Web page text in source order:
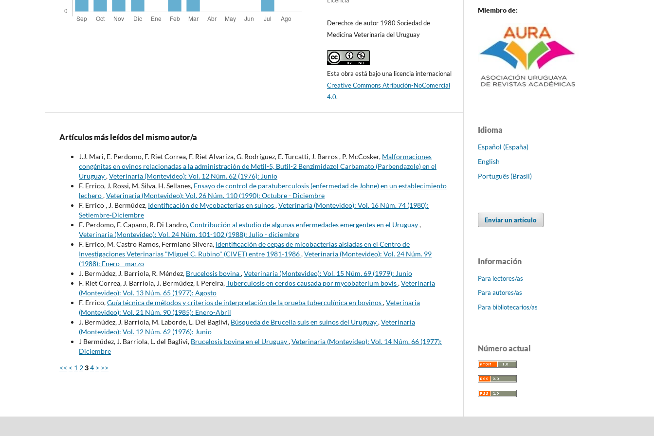
Derechos de autor 1980 Sociedad de
Medicina Veterinaria del Uruguay
Esta obra está bajo una licencia internacional
Creative Commons Atribución-NoComercial
4.0.
Artículos más leídos del mismo autor/a
J.J. Mari, E. Perdomo, F. Riet Correa, F. Riet Alvariza, G. Rodríguez, E. Turcatti, J. Barros , P. McCosker, Malformaciones
congénitas en ovinos relacionadas a la administración de Metil-5, Butil-2 Benzimidazol Carbamato (Parbendazole) en el
Uruguay,Veterinaria (Montevideo): Vol. 12 Núm. 62 (1976): Junio
F. Errico, J. Rossi, M. Silva, H. Sellanes, Ensayo de control de paratuberculosis (enfermedad de Johne) en un establecimiento
lechero,Veterinaria (Montevideo): Vol. 26 Núm. 110 (1990): Octubre - Diciembre
F. Errico , J. Bermúdez, Identificación de Mycobacterias en suinos,Veterinaria (Montevideo): Vol. 16 Núm. 74 (1980):
Setiembre-Diciembre
E. Perdomo, F. Capano, R. Di Landro,Contribución al estudio de algunas enfermedades emergentes en el Uruguay,
Veterinaria (Montevideo): Vol. 24 Núm. 101-102 (1988): Julio - diciembre
F. Errico, M. Castro Ramos, Fermiano Silvera, Identificación de cepas de micobacterias aisladas en el Centro de
Investigaciones Veterinarias "Miguel C. Rubino" (CIVET) entre 1981-1986,Veterinaria (Montevideo): Vol. 24 Núm. 99
(1988): Enero - marzo
J. Bermúdez, J. Barriola, R. Méndez, Brucelosis bovina,Veterinaria (Montevideo): Vol. 15 Núm. 69 (1979): Junio
F. Riet Correa, J. Barriola, J. Bermúdez, I. Pereira,Tuberculosis en cerdos causada por mycobaterium bovis,Veterinaria
(Montevideo): Vol. 13 Núm. 65 (1977): Agosto
F. Errico,Guía técnica de métodos y criterios de interpretación de la prueba tuberculínica en bovinos,Veterinaria
(Montevideo): Vol. 21 Núm. 90 (1985): Enero-Abril
J. Bermúdez, J. Barriola, M. Laborde, L. Del Baglivi, Búsqueda de Brucella suis en suinos del Uruguay,Veterinaria
(Montevideo): Vol. 12 Núm. 62 (1976): Junio
J Bermúdez, J. Barriola, L. del Baglivi, Brucelosis bovina en el Uruguay,Veterinaria (Montevideo): Vol. 14 Núm. 66 (1977):
Diciembre
<< < 1 234 > >>
Miembro de:
Idioma
Español (España)
English
Português (Brasil)
Enviar un artículo
Información
Para lectores/as
Para autores/as
Para bibliotecarios/as
Número actual